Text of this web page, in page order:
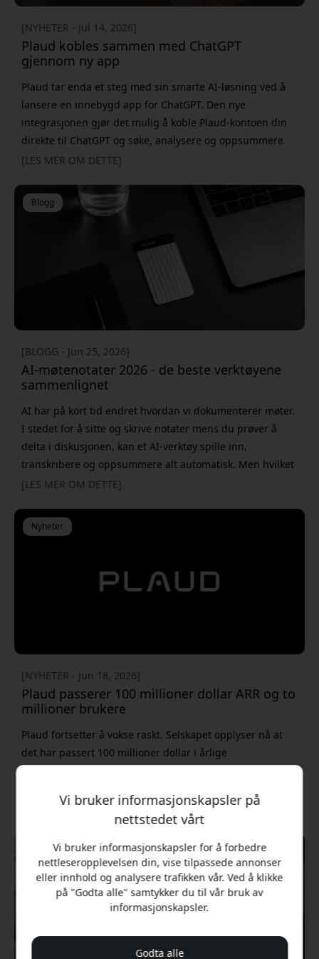
[NYHETER - Jul 14, 2026]
Plaud kobles sammen med ChatGPT
gjennom ny app
Plaud tar enda et steg med sin smarte AI-løsning ved å
lansere en innebygd app for ChatGPT. Den nye
integrasjonen gjør det mulig å koble Plaud-kontoen din
direkte til ChatGPT og søke, analysere og oppsummere
møter med naturlig språk – uten å måtte bytte mellom
mer kraftfull assistent for alle som bruker PLAUD Note,
PLAUD NotePin eller andre Plaud-enheter til å t
[LES MER OM DETTE]
Blogg
[BLOGG - Jun 25, 2026]
AI-møtenotater 2026 - de beste verktøyene
sammenlignet
AI har på kort tid endret hvordan vi dokumenterer møter.
I stedet for å sitte og skrive notater mens du prøver å
delta i diskusjonen, kan et AI-verktøy spille inn,
transkribere og oppsummere alt automatisk. Men hvilket
alternativ passer egentlig best? Utvalget har vokst raskt,
opptakere som fungerer nesten overalt. Det gjør valget
litt vanskeligere enn det først kan virke. Skal du v
[LES MER OM DETTE]
Nyheter
[NYHETER - Jun 18, 2026]
Plaud passerer 100 millioner dollar ARR og to
millioner brukere
Plaud fortsetter å vokse raskt. Selskapet opplyser nå at
det har passert 100 millioner dollar i årlige
tilbakevendende inntekter (ARR), bare to år etter
av verdens raskest voksende AI-selskaper. Samtidig
skiller selskapet seg ut ved å kombinere egen maskinvare
med AI-tjenester, i et marked der mange aktører først og
fremst fokuserer på programvare. Siden oppstarten
[LES MER OM DETTE]
Blogg
Vi bruker informasjonskapsler på
nettstedet vårt
Vi bruker informasjonskapsler for å forbedre
nettleseropplevelsen din, vise tilpassede annonser
eller innhold og analysere trafikken vår. Ved å klikke
på "Godta alle" samtykker du til vår bruk av
informasjonskapsler.
Godta alle